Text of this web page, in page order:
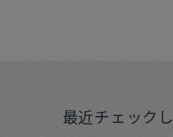
最近チェック